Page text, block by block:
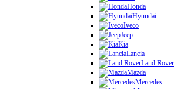
Honda
Hyundai
Iveco
Jeep
Kia
Lancia
Land Rover
Mazda
Mercedes